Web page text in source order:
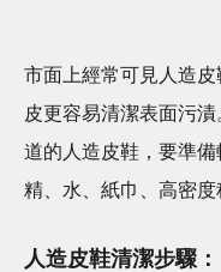
市面上經常可見人造
皮更容易清潔表面污
道的人造皮鞋，要準
精、水、紙巾、高密度
人造皮鞋清潔步驟：